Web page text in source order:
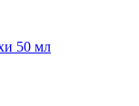
50 мл